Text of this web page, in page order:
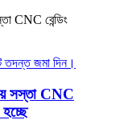
জমা দিন।
সস্তা CNC
হচ্ছে